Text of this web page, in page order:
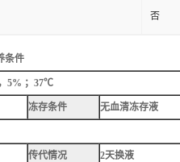
否
条件
5% ；37℃
冻存条件 无血清冻存液
传代情况 2天换液